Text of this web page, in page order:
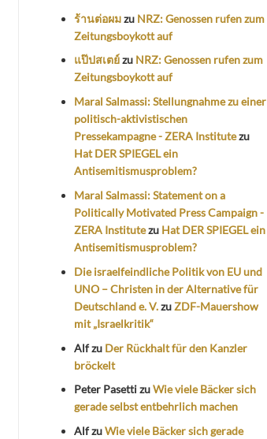
ร้านต่อผมzu NRZ: Genossen rufen zum
Zeitungsboykott auf
แป๊ปสเตย์zu NRZ: Genossen rufen zum
Zeitungsboykott auf
Maral Salmassi: Stellungnahme zu einer
politisch-aktivistischen
Pressekampagne - ZERA Institutezu
Hat DER SPIEGEL ein
Antisemitismusproblem?
Maral Salmassi: Statement on a
Politically Motivated Press Campaign -
ZERA Institutezu Hat DER SPIEGEL ein
Antisemitismusproblem?
Die israelfeindliche Politik von EU und
UNO – Christen in der Alternative für
Deutschland e. V.zuZDF-Mauershow
mit „Israelkritik“
Alfzu Der Rückhalt für den Kanzler
bröckelt
Peter PasettizuWie viele Bäcker sich
gerade selbst entbehrlich machen
AlfzuWie viele Bäcker sich gerade